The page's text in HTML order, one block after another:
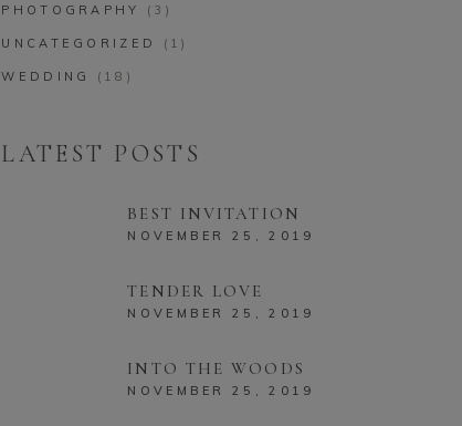
PHOTOGRAPHY (3)
UNCATEGORIZED (1)
WEDDING (18)
LATEST POSTS
BEST INVITATION
NOVEMBER 25, 2019
TENDER LOVE
NOVEMBER 25, 2019
INTO THE WOODS
NOVEMBER 25, 2019